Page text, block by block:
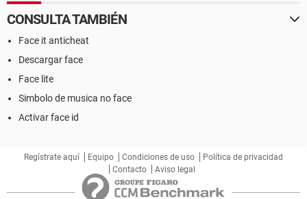
CONSULTA TAMBIÉN
Face it anticheat
Descargar face
Face lite
Simbolo de musica no face
Activar face id
Regístrate aquí Equipo Condiciones de uso
Política de privacidad
Contacto
Aviso legal